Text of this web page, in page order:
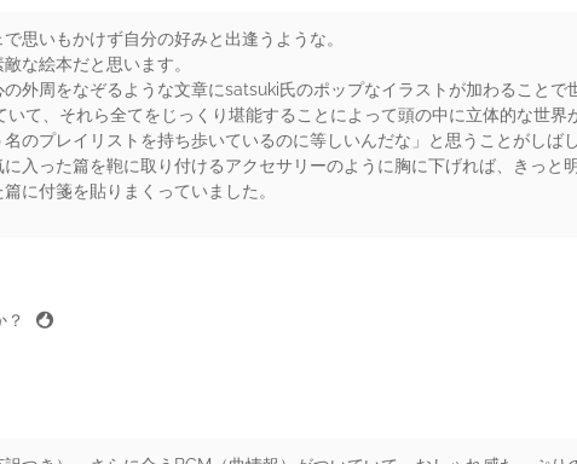
思いもかけず自分の好みと出逢うような。
な絵本だと思います。
外周をなぞるような文章にsatsuki氏のポップなイラストが加わること
て、それら全てをじっくり堪能することによって頭の中に立体的な世界
のプレイリストを持ち歩いているのに等しいんだな」と思うことがしば
入った篇を鞄に取り付けるアクセサリーのように胸に下げれば、きっと
に付箋を貼りまくっていました。
？